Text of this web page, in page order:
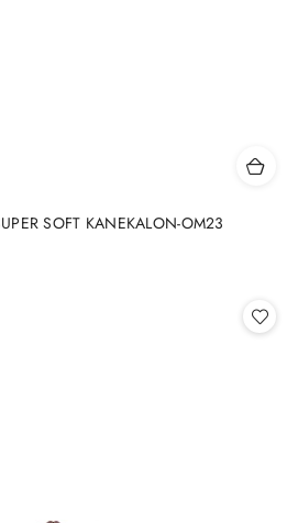
SOFT KANEKALON-OM23